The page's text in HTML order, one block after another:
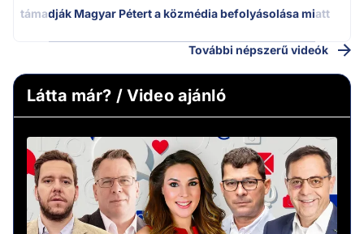
támadják Magyar Pétert a közmédia befolyásolása miatt
További népszerű videók
Látta már? / Video ajánló